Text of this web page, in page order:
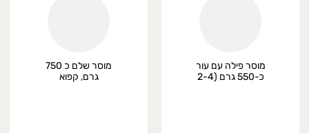
מוסר פילה עם עור
כ-550 גרם (2-4
מוסר שלם כ 750
גרם, קפוא